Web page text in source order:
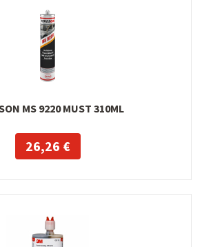
MS 9220 MUST 310ML
26,26 €